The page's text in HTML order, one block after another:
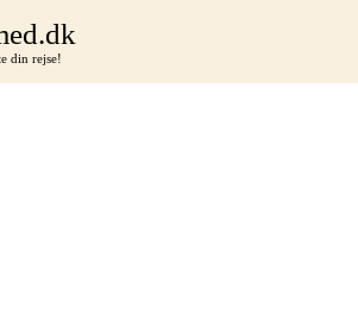
din rejse!